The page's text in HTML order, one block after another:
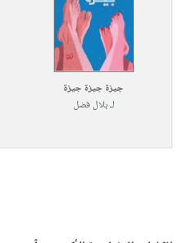
جيزة جيزة جيزة
لـبلال فضل